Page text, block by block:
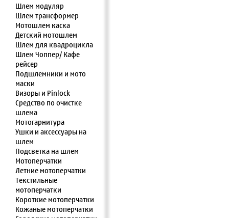
Шлем модуляр
Шлем трансформер
Мотошлем каска
Детский мотошлем
Шлем для квадроцикла
Шлем Чоппер/ Кафе
рейсер
Подшлемники и мото
маски
Визоры и Pinlock
Средство по очистке
шлема
Мотогарнитура
Ушки и аксессуары на
шлем
Подсветка на шлем
Мотоперчатки
Летние мотоперчатки
Текстильные
мотоперчатки
Короткие мотоперчатки
Кожаные мотоперчатки